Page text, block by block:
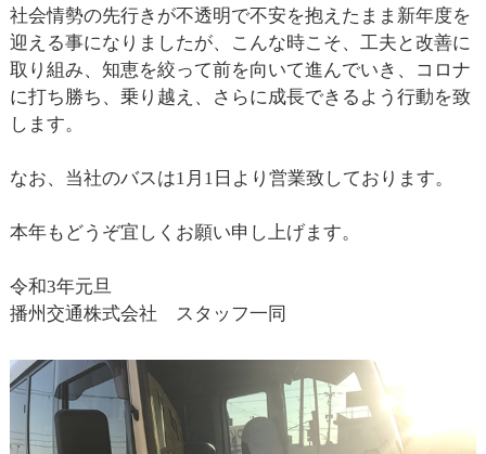
社会情勢の先行きが不透明で不安を抱えたまま新年度を
迎える事になりましたが、こんな時こそ、工夫と改善に
取り組み、知恵を絞って前を向いて進んでいき、コロナ
に打ち勝ち、乗り越え、さらに成長できるよう行動を致
します。
なお、当社のバスは1月1日より営業致しております。
本年もどうぞ宜しくお願い申し上げます。
令和3年元旦
播州交通株式会社 スタッフ一同